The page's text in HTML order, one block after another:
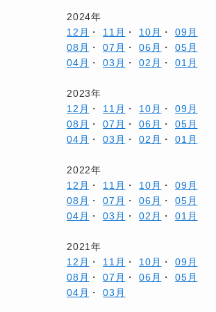
2024年
12月 ・ 11月 ・ 10月 ・09月
08月 ・07月 ・06月 ・05月
04月 ・03月 ・02月 ・01月
2023年
12月 ・ 11月 ・ 10月 ・09月
08月 ・07月 ・06月 ・05月
04月 ・03月 ・02月 ・01月
2022年
12月 ・ 11月 ・ 10月 ・09月
08月 ・07月 ・06月 ・05月
04月 ・03月 ・02月 ・01月
2021年
12月 ・ 11月 ・ 10月 ・09月
08月 ・07月 ・06月 ・05月
04月 ・03月